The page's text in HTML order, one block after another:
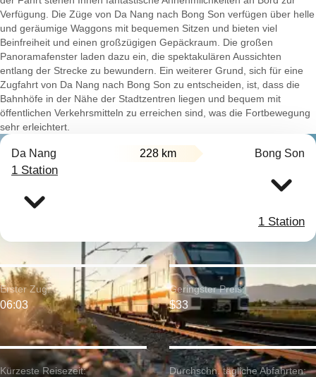
Verfügung. Die Züge von Da Nang nach Bong Son verfügen über helle
und geräumige Waggons mit bequemen Sitzen und bieten viel
Beinfreiheit und einen großzügigen Gepäckraum. Die großen
Panoramafenster laden dazu ein, die spektakulären Aussichten
entlang der Strecke zu bewundern. Ein weiterer Grund, sich für eine
Zugfahrt von Da Nang nach Bong Son zu entscheiden, ist, dass die
Bahnhöfe in der Nähe der Stadtzentren liegen und bequem mit
öffentlichen Verkehrsmitteln zu erreichen sind, was die Fortbewegung
sehr erleichtert.
Da Nang 228 km Bong Son
1 Station
1 Station
Kürzeste Reisezeit:
Erster Zug:
06:03
Geringster Preis:
$33
Durchschn. tägliche Abfahrten: